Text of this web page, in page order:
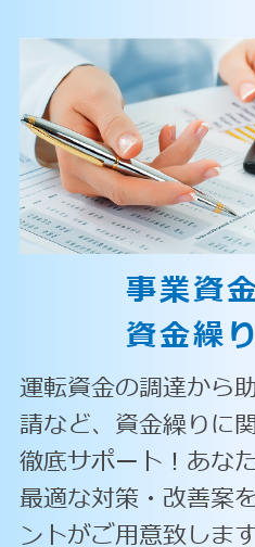
事業資
資金繰
運転資金の調達から
請など、資金繰りに
徹底サポート！あな
最適な対策・改善案
ントがご用意致します